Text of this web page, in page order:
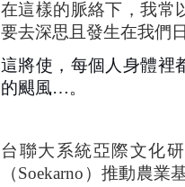
在這樣的脈絡下，我常
要去深思且發生在我們
這將使，每個人身體裡
的颶風… 。
台聯大系統亞際文化
（ Soekarno ）推動農業